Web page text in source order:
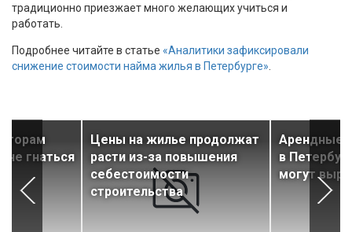
традиционно приезжает много желающих учиться и
работать.
Подробнее читайте в статье «Аналитики зафиксировали
снижение стоимости найма жилья в Петербурге»
не гнаться
Цены на жилье продолжат
расти из-за повышения
себестоимости
строительства
Арендные
в
могут